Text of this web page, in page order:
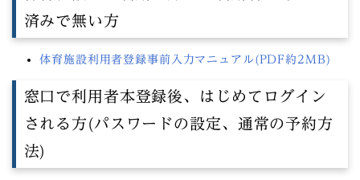
済みで無い方
体育施設利用者登録事前入力マニュアル(PDF約2MB)
窓口で利用者本登録後、はじめてログイン
される方(パスワードの設定、通常の予約方
法)